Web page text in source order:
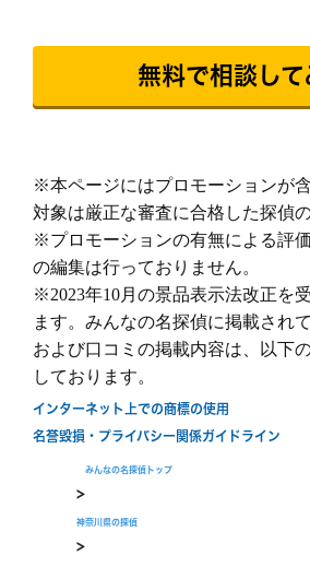
8/7
○
8/8
○
8/9
○
8/10
○
8/11
○
○
30秒でご案内できます
無料で相談して
※本ページにはプロモーションが
対象は厳正な審査に合格した探偵の
※プロモーションの有無による評
の編集は行っておりません。
※2023年10月の景品表示法改正を
ます。みんなの名探偵に掲載され
および口コミの掲載内容は、以下
しております。
インターネット上での商標の使用
名誉毀損・プライバシー関係ガイドライン
みんなの名探偵トップ
>
神奈川県の探偵
>